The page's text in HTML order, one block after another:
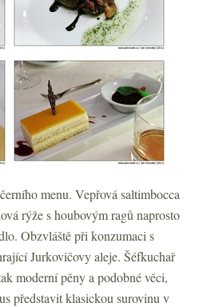
menu. Vepřová saltimbocca
rýže s houbovým ragů naprosto
Obzvláště při konzumaci s
Jurkovičovy aleje. Šéfkuchař
moderní pěny a podobné věci,
představit klasickou surovinu v